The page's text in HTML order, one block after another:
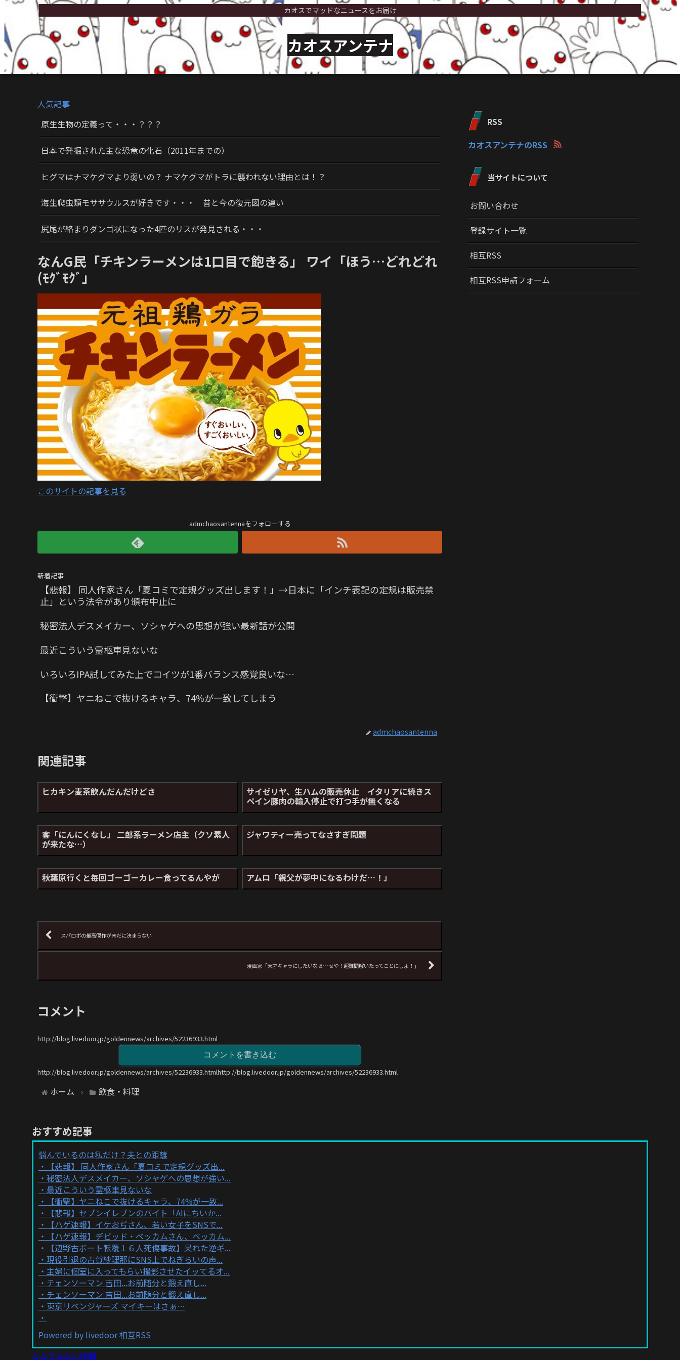
カオスでマッドなニュースをお届け
カオスアンテナ
人気記事
原生生物の定義って・・・？？？
日本で発掘された主な恐竜の化石（2011年までの）
ヒグマはナマケグマより弱いの？ ナマケグマがトラに襲われない理由とは！？
海生爬虫類モササウルスが好きです・・・ 昔と今の復元図の違い
尻尾が絡まりダンゴ状になった4匹のリスが発見される・・・
なんG民「チキンラーメンは1口目で飽きる」 ワイ「ほう…どれどれ
(ﾓｸﾞﾓｸﾞ」
このサイトの記事を見る
admchaosantennaをフォローする
新着記事
【悲報】 同人作家さん「夏コミで定規グッズ出します！」→日本に「インチ表記の定規は販売禁
止」という法令があり頒布中止に
秘密法人デスメイカー、ソシャゲへの思想が強い最新話が公開
最近こういう霊柩車見ないな
いろいろIPA試してみた上でコイツが1番バランス感覚良いな…
【衝撃】ヤニねこで抜けるキャラ、74%が一致してしまう
admchaosantenna
関連記事
ヒカキン麦茶飲んだんだけどさ サイゼリヤ、生ハムの販売休止 イタリアに続きス
ペイン豚肉の輸入停止で打つ手が無くなる
客「にんにくなし」 二郎系ラーメン店主（クソ素人
が来たな…）
ジャワティー売ってなさすぎ問題
秋葉原行くと毎回ゴーゴーカレー食ってるんやが アムロ「親父が夢中になるわけだ…！」
スパロボの最高傑作が未だに決まらない
漫画家「天才キャラにしたいなぁ…せや！超難問解いたってことにしよ！」
コメント
http://blog.livedoor.jp/goldennews/archives/52236933.html
コメントを書き込む
http://blog.livedoor.jp/goldennews/archives/52236933.htmlhttp://blog.livedoor.jp/goldennews/archives/52236933.html
ホーム 飲食・料理
RSS
カオスアンテナのRSS
当サイトについて
お問い合わせ
登録サイト一覧
相互RSS
相互RSS申請フォーム
おすすめ記事
悩んでいるのは私だけ？夫との距離
【悲報】 同人作家さん「夏コミで定規グッズ出...
秘密法人デスメイカー、ソシャゲへの思想が強い...
最近こういう霊柩車見ないな
【衝撃】ヤニねこで抜けるキャラ、74%が一致...
【悲報】セブンイレブンのバイト「AIにちいか...
【ハゲ速報】イケおぢさん、若い女子をSNSで...
【ハゲ速報】デビッド・ベッカムさん、ベッカム...
【辺野古ボート転覆１６人死傷事故】呆れた逆ギ...
現役引退の古賀紗理那にSNS上でねぎらいの声...
主婦に個室に入ってもらい撮影させたイッてるオ...
チェンソーマン 吉田...お前随分と鍛え直し...
チェンソーマン 吉田...お前随分と鍛え直し...
東京リベンジャーズ マイキーはさぁ…
Powered by livedoor 相互RSS
とんでもない体験